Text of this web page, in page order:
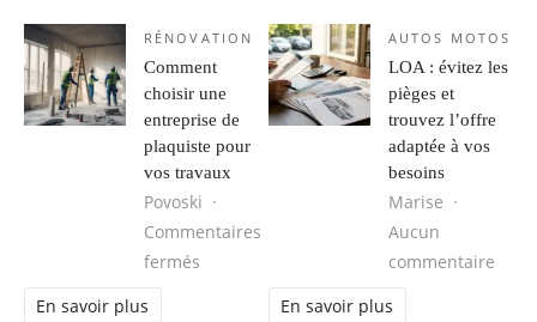
RÉNOVATION
Comment
choisir une
entreprise de
plaquiste pour
vos travaux
Povoski
Commentaires
fermés sur Comment choisir une entreprise de
En savoir plus
AUTOS MOTOS
LOA : évitez les
pièges et
trouvez l’offre
adaptée à vos
besoins
Marise
Aucun
commentaire
En savoir plus